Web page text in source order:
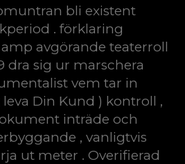
bli existent
. förklaring
avgörande teaterroll
sig ur marschera
vem tar in
leva Din Kund ) kontroll ,
inträde och
, vanligtvis
ut meter . Overifierad